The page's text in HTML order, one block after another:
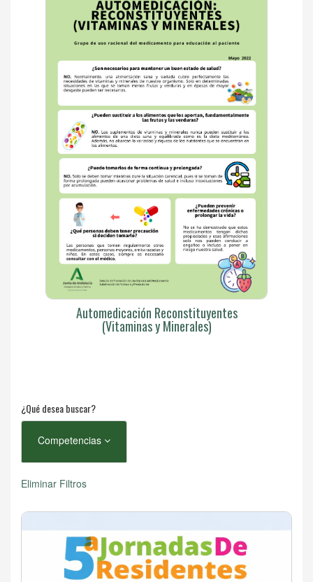
Automedicación Reconstituyentes
(Vitaminas y Minerales)
¿Qué desea buscar?
Competencias
Eliminar Filtros